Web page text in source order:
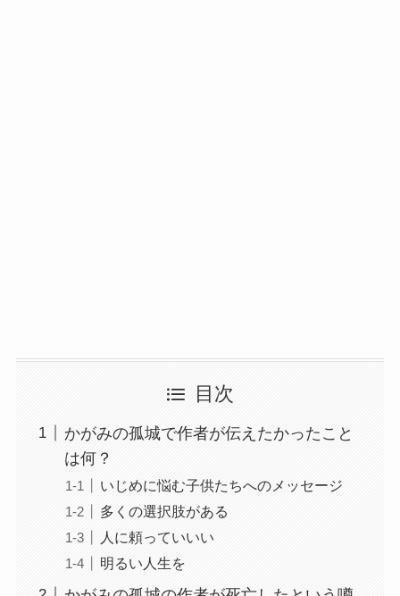
目次
かがみの孤城で作者が伝えたかったこと
は何？
いじめに悩む子供たちへのメッセージ
多くの選択肢がある
人に頼っていいい
明るい人生を